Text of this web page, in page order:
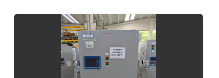
Alimentazione:
230 V
Consumo massimo di corrente: 5 A
Consumo energetico:
5 kW/24h